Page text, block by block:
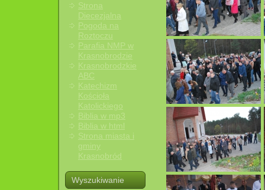
Strona
Diecezjalna
Pogoda na
Roztoczu
Parafia NMP w
Krasnobrodzie
Krasnobrodzkie
ABC
Katechizm
Kościoła
Katolickiego
Biblia w mp3
Biblia w html
Strona miasta i
gminy
Krasnobród
Wyszukiwanie